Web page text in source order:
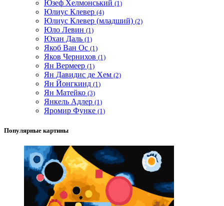
Юзеф Хелмонський (1)
Юлиус Клевер (4)
Юлиус Клевер (младший) (2)
Юло Левин (1)
Юхан Даль (1)
Якоб Ван Ос (1)
Яков Чернихов (1)
Ян Вермеер (1)
Ян Давидис де Хем (2)
Ян Йонгкинд (1)
Ян Матейко (3)
Янкель Адлер (1)
Яромир Функе (1)
Популярные картины